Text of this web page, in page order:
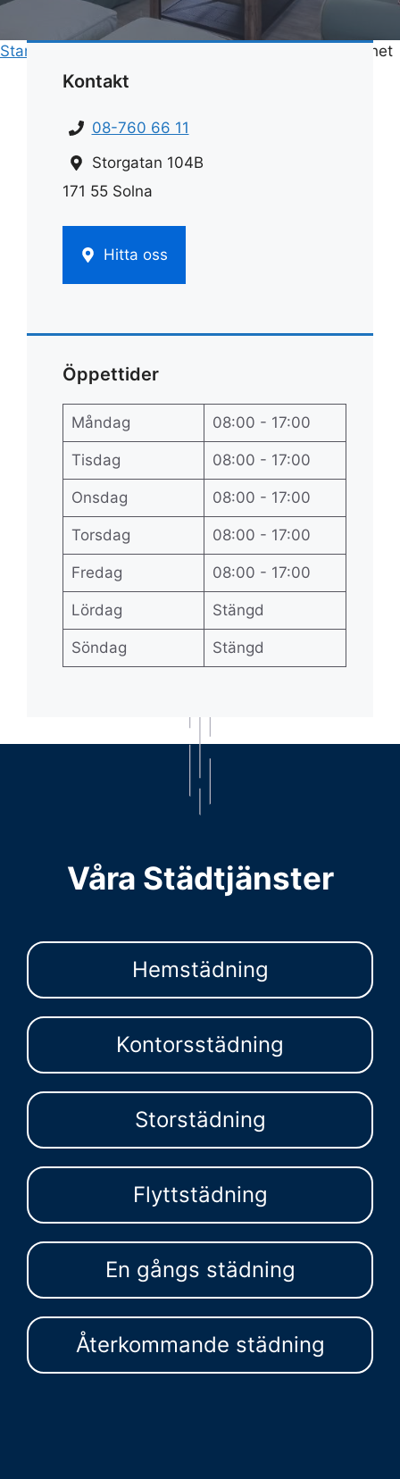
Start Pris flyttstädning lägenhet
Kontakt
08-760 66 11
Storgatan 104B
171 55 Solna
Hitta oss
Öppettider
Måndag 08:00 - 17:00
Tisdag 08:00 - 17:00
Onsdag 08:00 - 17:00
Torsdag 08:00 - 17:00
Fredag 08:00 - 17:00
Lördag Stängd
Söndag Stängd
Våra Städtjänster
Hemstädning
Kontorsstädning
Storstädning
Flyttstädning
En gångs städning
Återkommande städning